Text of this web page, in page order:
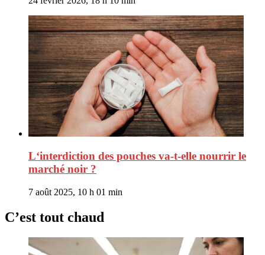
L‘interdiction des pouches va-t-elle nourrir le
marché noir ?
7 août 2025, 10 h 01 min
C’est tout chaud